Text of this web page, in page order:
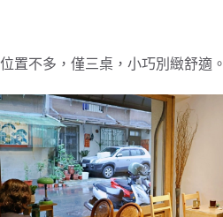
位置不多，僅三桌，小巧別緻舒適。